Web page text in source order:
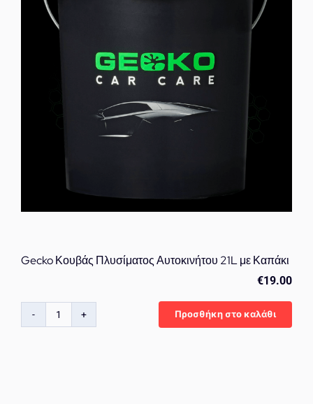
για
Αυτοκινήτου
ποσότητα
Gecko Κουβάς Πλυσίματος Αυτοκινήτου 21L με Καπάκι
€19.00
Gecko
Προσθήκη στο καλάθι